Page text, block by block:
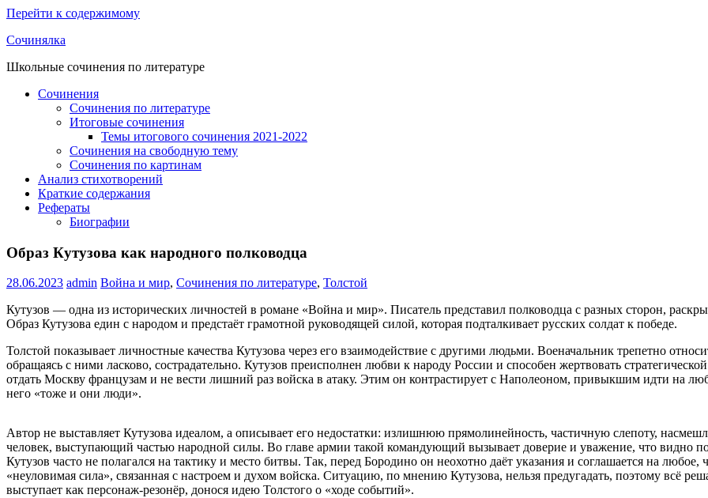
Перейти к содержимому
Сочинялка
Школьные сочинения по литературе
Сочинения
Сочинения по литературе
Итоговые сочинения
Темы итогового сочинения 2021-2022
Сочинения на свободную тему
Сочинения по картинам
Анализ стихотворений
Краткие содержания
Рефераты
Биографии
Образ Кутузова как народного полководца
28.06.2023 admin Война и мир, Сочинения по литературе, Толстой
Кутузов — одна из исторических личностей в романе «Война и мир». Писатель представил полководца с разных сторон,
Образ Кутузова един с народом и предстаёт грамотной руководящей силой, которая подталкивает русских солдат к победе.
Толстой показывает личностные качества Кутузова через его взаимодействие с другими людьми. Военачальник трепетно
обращаясь с ними ласково, сострадательно. Кутузов преисполнен любви к народу России и способен жертвовать
отдать Москву французам и не вести лишний раз войска в атаку. Этим он контрастирует с Наполеоном, привыкшим идти на
него «тоже и они люди».
Автор не выставляет Кутузова идеалом, а описывает его недостатки: излишнюю прямолинейность, частичную слепоту,
человек, выступающий частью народной силы. Во главе армии такой командующий вызывает доверие и уважение, что видно
Кутузов часто не полагался на тактику и место битвы. Так, перед Бородино он неохотно даёт указания и соглашается на
«неуловимая сила», связанная с настроем и духом войска. Ситуацию, по мнению Кутузова, нельзя предугадать, поэтому всё
выступает как персонаж-резонёр, донося идею Толстого о «ходе событий».